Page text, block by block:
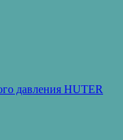
давления HUTER